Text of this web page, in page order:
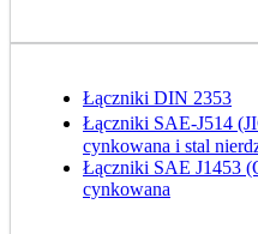
Łączniki DIN 2353
Łączniki SAE-J514
cynkowana i stal
Łączniki SAE J1453
cynkowana